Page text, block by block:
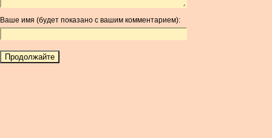
AUR
AWG
BAM
Ваше имя (будет показано с вашим комментарием):